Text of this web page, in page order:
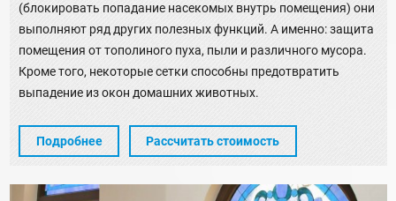
(блокировать попадание насекомых внутрь помещения) они
выполняют ряд других полезных функций. А именно: защита
помещения от тополиного пуха, пыли и различного мусора.
Кроме того, некоторые сетки способны предотвратить
выпадение из окон домашних животных.
Подробнее Рассчитать стоимость